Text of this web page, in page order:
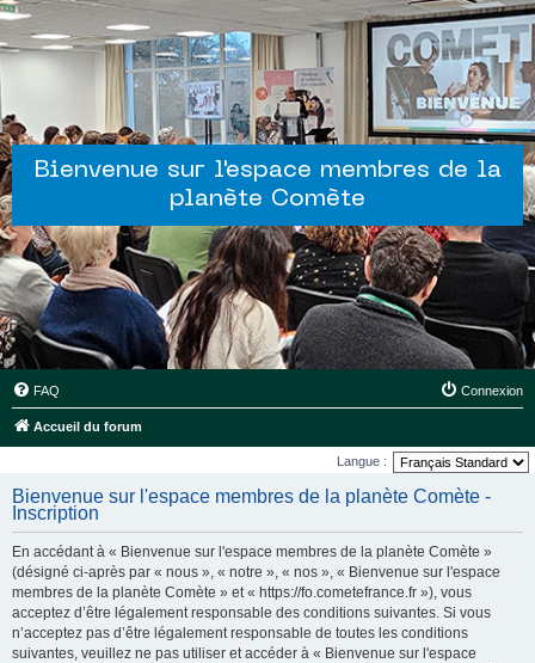
Bienvenue sur l'espace membres de la
planète Comète
FAQ Connexion
Accueil du forum
Langue :
Bienvenue sur l'espace membres de la planète Comète -
Inscription
En accédant à « Bienvenue sur l'espace membres de la planète Comète »
(désigné ci-après par « nous », « notre », « nos », « Bienvenue sur l'espace
membres de la planète Comète » et « https://fo.cometefrance.fr »), vous
acceptez d’être légalement responsable des conditions suivantes. Si vous
n’acceptez pas d’être légalement responsable de toutes les conditions
suivantes, veuillez ne pas utiliser et accéder à « Bienvenue sur l'espace